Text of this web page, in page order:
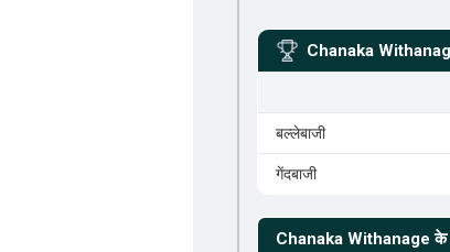
Chanaka
बल्लेबाजी
गेंदबाजी
Chanaka Withanage के